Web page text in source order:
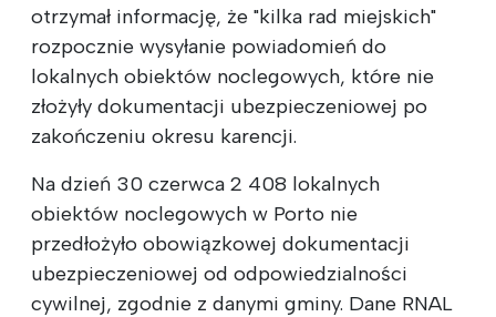
otrzymał informację, że "kilka rad miejskich"
rozpocznie wysyłanie powiadomień do
lokalnych obiektów noclegowych, które nie
złożyły dokumentacji ubezpieczeniowej po
zakończeniu okresu karencji.
Na dzień 30 czerwca 2 408 lokalnych
obiektów noclegowych w Porto nie
przedłożyło obowiązkowej dokumentacji
ubezpieczeniowej od odpowiedzialności
cywilnej, zgodnie z danymi gminy. Dane RNAL